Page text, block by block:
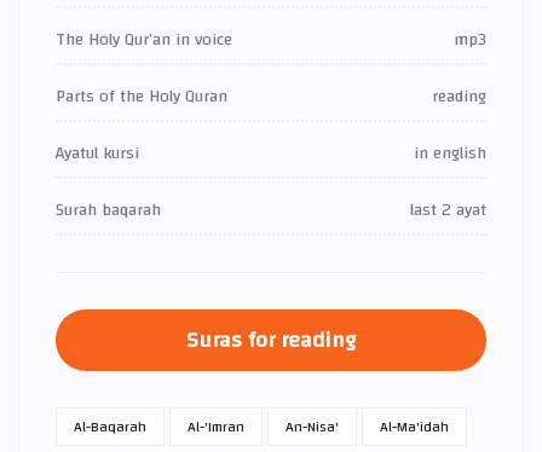
The Holy Qur’an in voice
mp3
Parts of the Holy Quran
reading
Ayatul kursi
in english
Surah baqarah
last 2 ayat
Suras for reading
Al-Baqarah Al-'Imran An-Nisa'
Al-Ma'idah